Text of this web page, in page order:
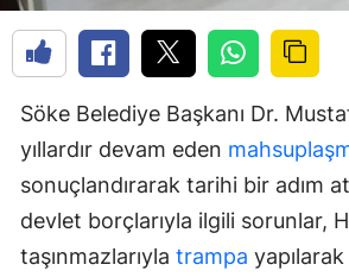
Söke Belediye Başkanı Dr.
yıllardır devam eden
sonuçlandırarak tarihi bir adım
devlet borçlarıyla ilgili sorunlar,
taşınmazlarıyla trampa